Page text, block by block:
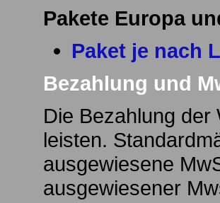
Pakete Europa
Paket je nach
Bezahlung und
Die Bezahlung der
leisten.
ausgewiesene
ausgewiesener